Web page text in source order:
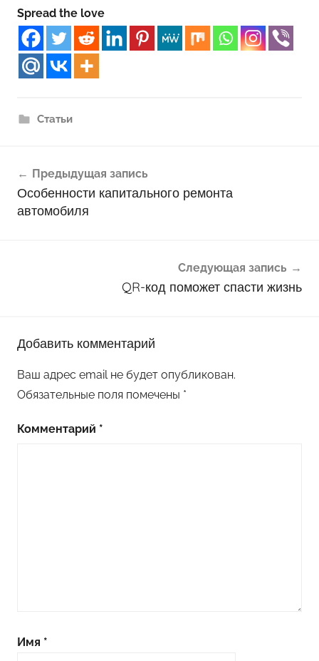
Spread the love
Статьи
по
записям
Предыдущая запись
Особенности капитального ремонта
автомобиля
Следующая запись
QR-код поможет спасти жизнь
Добавить комментарий
Ваш адрес email не будет опубликован.
Обязательные поля помечены *
Комментарий *
Имя *